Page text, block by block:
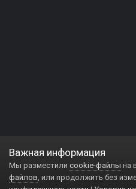
Важная информация
Мы разместили cookie-файлы на
файлов, или продолжить без